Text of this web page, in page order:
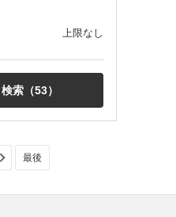
上限なし
検索（53）
最後